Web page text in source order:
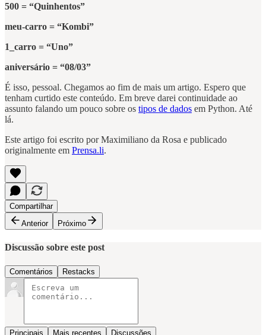
500 = “Quinhentos”
meu-carro = “Kombi”
1_carro = “Uno”
aniversário = “08/03”
É isso, pessoal. Chegamos ao fim de mais um artigo. Espero que
tenham curtido este conteúdo. Em breve darei continuidade ao
assunto falando um pouco sobre os tipos de dados em Python. Até
lá.
Este artigo foi escrito por Maximiliano da Rosa e publicado
originalmente em Prensa.li.
Compartilhar
Anterior
Próximo
Discussão sobre este post
Comentários Restacks
Principais Mais recentes Discussões